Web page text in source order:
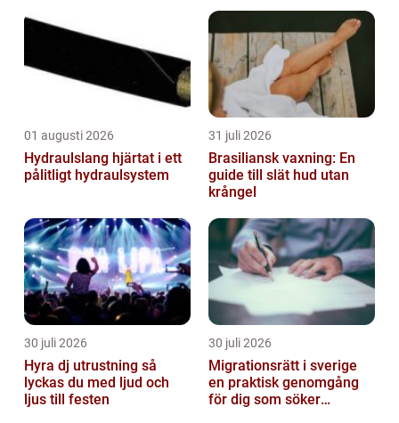
01 augusti 2026
Hydraulslang hjärtat i ett
pålitligt hydraulsystem
31 juli 2026
Brasiliansk vaxning: En
guide till slät hud utan
krångel
30 juli 2026
Hyra dj utrustning så
lyckas du med ljud och
ljus till festen
30 juli 2026
Migrationsrätt i sverige
en praktisk genomgång
för dig som söker